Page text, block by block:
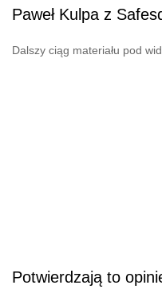
Paweł Kulpa z
Dalszy ciąg materiału pod
Potwierdzają to